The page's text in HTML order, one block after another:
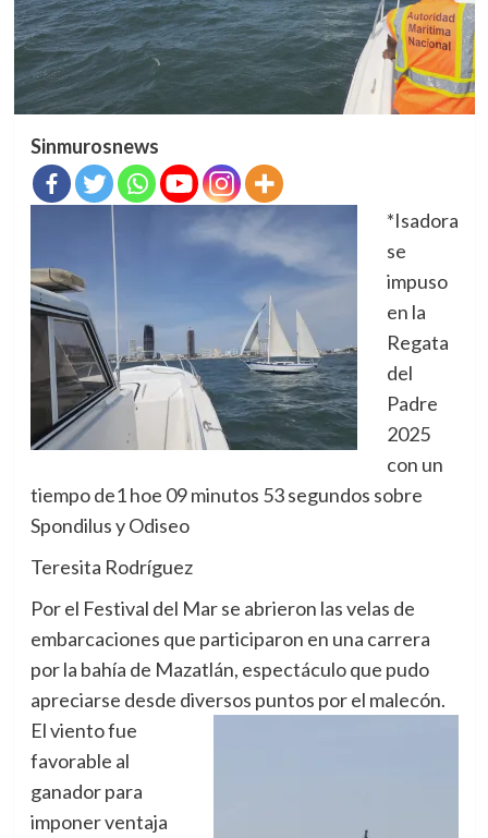
Sinmurosnews
*Isadora
se
impuso
en la
Regata
del
Padre
2025
con un
tiempo de1 hoe 09 minutos 53 segundos sobre
Spondilus y Odiseo
Teresita Rodríguez
Por el Festival del Mar se abrieron las velas de
embarcaciones que participaron en una carrera
por la bahía de Mazatlán, espectáculo que pudo
apreciarse desde diversos puntos por el malecón.
El viento fue
favorable al
ganador para
imponer ventaja